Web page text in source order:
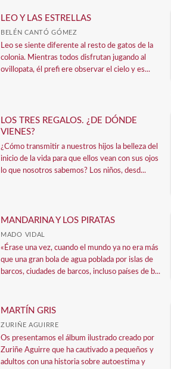
LEO Y LAS ESTRELLAS
BELÉN CANTÓ GÓMEZ
Leo se siente diferente al resto de gatos de la
colonia. Mientras todos disfrutan jugando al
ovillopata, él prefi ere observar el cielo y es...
LOS TRES REGALOS. ¿DE DÓNDE
VIENES?
¿Cómo transmitir a nuestros hijos la belleza del
inicio de la vida para que ellos vean con sus ojos
lo que nosotros sabemos? Los niños, desd...
MANDARINA Y LOS PIRATAS
MADO VIDAL
«Érase una vez, cuando el mundo ya no era más
que una gran bola de agua poblada por islas de
barcos, ciudades de barcos, incluso países de b...
MARTÍN GRIS
ZURIÑE AGUIRRE
Os presentamos el álbum ilustrado creado por
Zuriñe Aguirre que ha cautivado a pequeños y
adultos con una historia sobre autoestima y